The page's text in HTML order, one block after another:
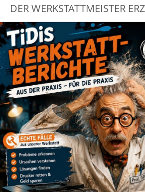
DER WERKSTATTMEISTER